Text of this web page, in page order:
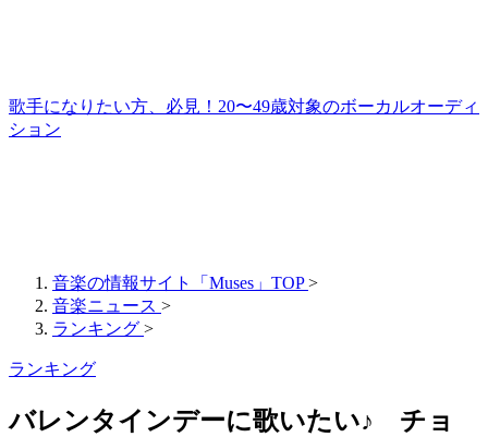
歌手になりたい方、必見！20〜49歳対象のボーカルオーディ
ション
音楽の情報サイト「Muses」TOP >
音楽ニュース >
ランキング >
ランキング
バレンタインデーに歌いたい♪ チョ